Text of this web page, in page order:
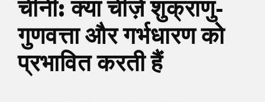
चीनी: क्या चीज़ें शुक्राणु-
गुणवत्ता और गर्भधारण को
प्रभावित करती हैं